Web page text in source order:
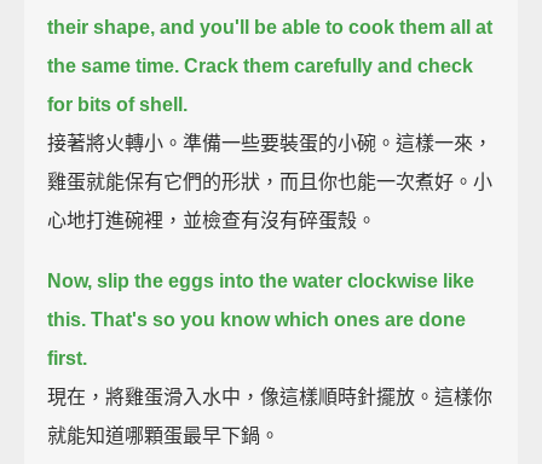
their shape, and you'll be able to cook them all at
the same time. Crack them carefully and check
for bits of shell.
接著將火轉小。準備一些要裝蛋的小碗。這樣一來，
雞蛋就能保有它們的形狀，而且你也能一次煮好。小
心地打進碗裡，並檢查有沒有碎蛋殼。
Now, slip the eggs into the water clockwise like
this. That's so you know which ones are done
first.
現在，將雞蛋滑入水中，像這樣順時針擺放。這樣你
就能知道哪顆蛋最早下鍋。